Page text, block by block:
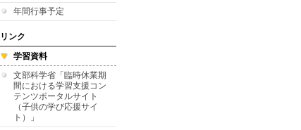
年間行事予定
リンク
学習資料
文部科学省「臨時休業期
間における学習支援コン
テンツポータルサイト
（子供の学び応援サイ
ト）」